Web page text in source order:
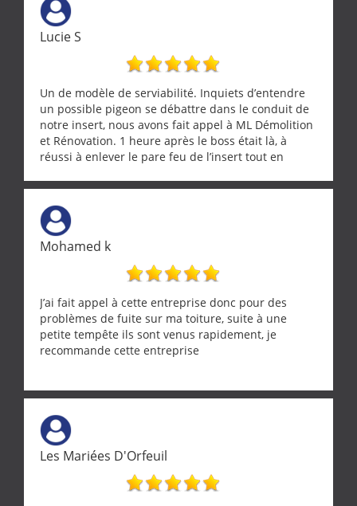
Lucie S
Un de modèle de serviabilité. Inquiets d’entendre
un possible pigeon se débattre dans le conduit de
notre insert, nous avons fait appel à ML Démolition
et Rénovation. 1 heure après le boss était là, à
réussi à enlever le pare feu de l’insert tout en
tourterelle et s’est ensuite patiemment occupé de
l’oiseau jusqu’à ce qu’il reprenne ses esprits et
puisse s’envoler. Après quoi il a procédé au
ramonage de notre insert avec dextérité et une
grande propreté, nous gratifiant également de
nombreux conseils concernant d’autres sujets. Un
entrepreneur comme on souhaite en rencontrer.
Encore un grand merci à lui.
Mohamed k
J’ai fait appel à cette entreprise donc pour des
problèmes de fuite sur ma toiture, suite à une
petite tempête ils sont venus rapidement, je
recommande cette entreprise
Les Mariées D'Orfeuil